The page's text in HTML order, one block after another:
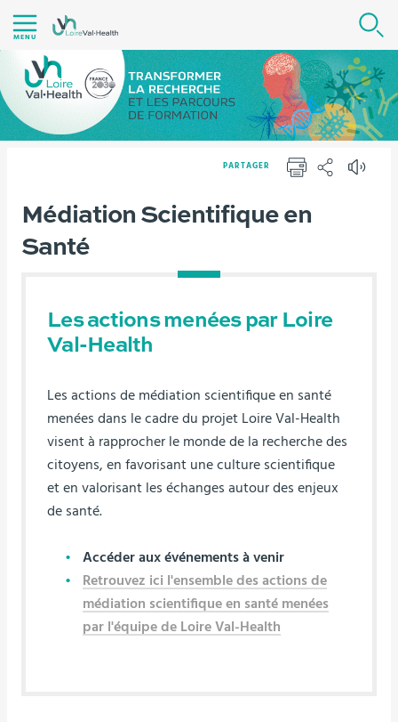
au
contenu
Navigation
|
Connexion
MENU
PARTAGER
Vous
ici :
Version française Avec et Pour la Société Médiation
Scientifique en Santé
Médiation Scientifique en
Santé
Les actions menées par Loire
Val-Health
Les actions de médiation scientifique en santé
menées dans le cadre du projet Loire Val-Health
visent à rapprocher le monde de la recherche des
citoyens, en favorisant une culture scientifique
et en valorisant les échanges autour des enjeux
de santé.
Accéder aux événements à venir
Retrouvez ici l'ensemble des actions de
médiation scientifique en santé menées
par l'équipe de Loire Val-Health